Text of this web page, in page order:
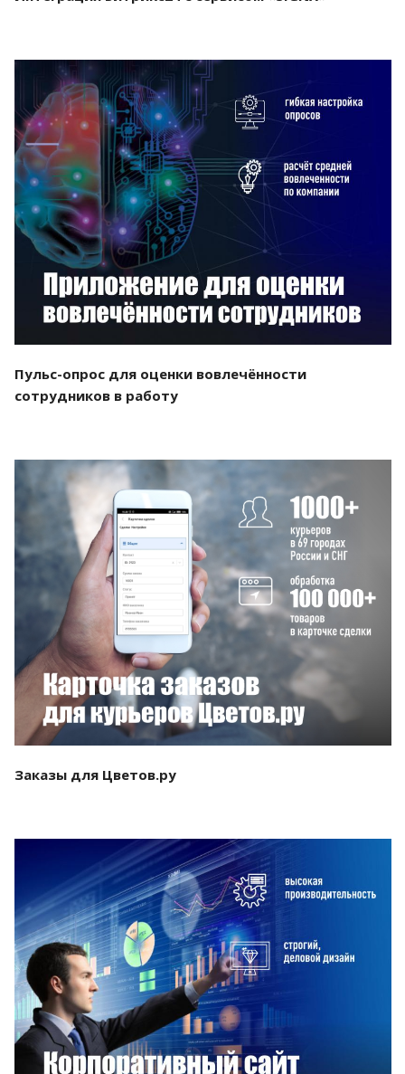
Смотреть проект
Пульс-опрос для оценки вовлечённости
сотрудников в работу
Смотреть проект
Заказы для Цветов.ру
Смотреть проект